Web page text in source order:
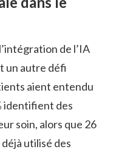
de l’IA
un autre défi
aient entendu
identifient des
soin, alors que 26
utilisé des